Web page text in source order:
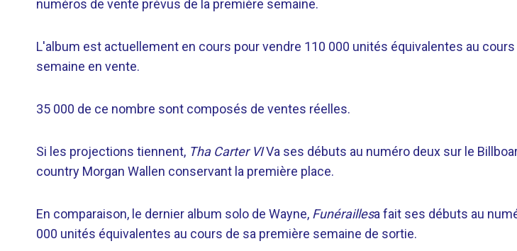
numéros de vente prévus de la première semaine.
L'album est actuellement en cours pour vendre 110 000 unités équivalentes au
semaine en vente.
35 000 de ce nombre sont composés de ventes réelles.
Si les projections tiennent, Tha Carter VIVa ses débuts au numéro deux sur le
country Morgan Wallen conservant la première place.
En comparaison, le dernier album solo de Wayne, Funéraillesa fait ses débuts au
000 unités équivalentes au cours de sa première semaine de sortie.